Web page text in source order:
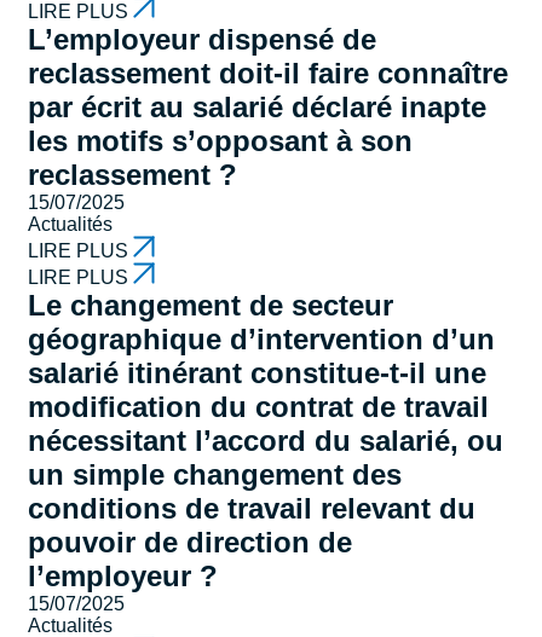
LIRE PLUS
L’employeur dispensé de
reclassement doit-il faire connaître
par écrit au salarié déclaré inapte
les motifs s’opposant à son
reclassement ?
15/07/2025
Actualités
LIRE PLUS
LIRE PLUS
Le changement de secteur
géographique d’intervention d’un
salarié itinérant constitue-t-il une
modification du contrat de travail
nécessitant l’accord du salarié, ou
un simple changement des
conditions de travail relevant du
pouvoir de direction de
l’employeur ?
15/07/2025
Actualités